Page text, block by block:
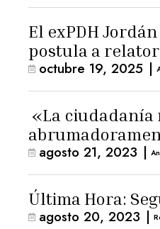
El exPDH Jordán
postula a relator
octubre 19, 2025 |
«La ciudadanía
agosto 21, 2023 |
Última Hora:
agosto 20, 2023 |